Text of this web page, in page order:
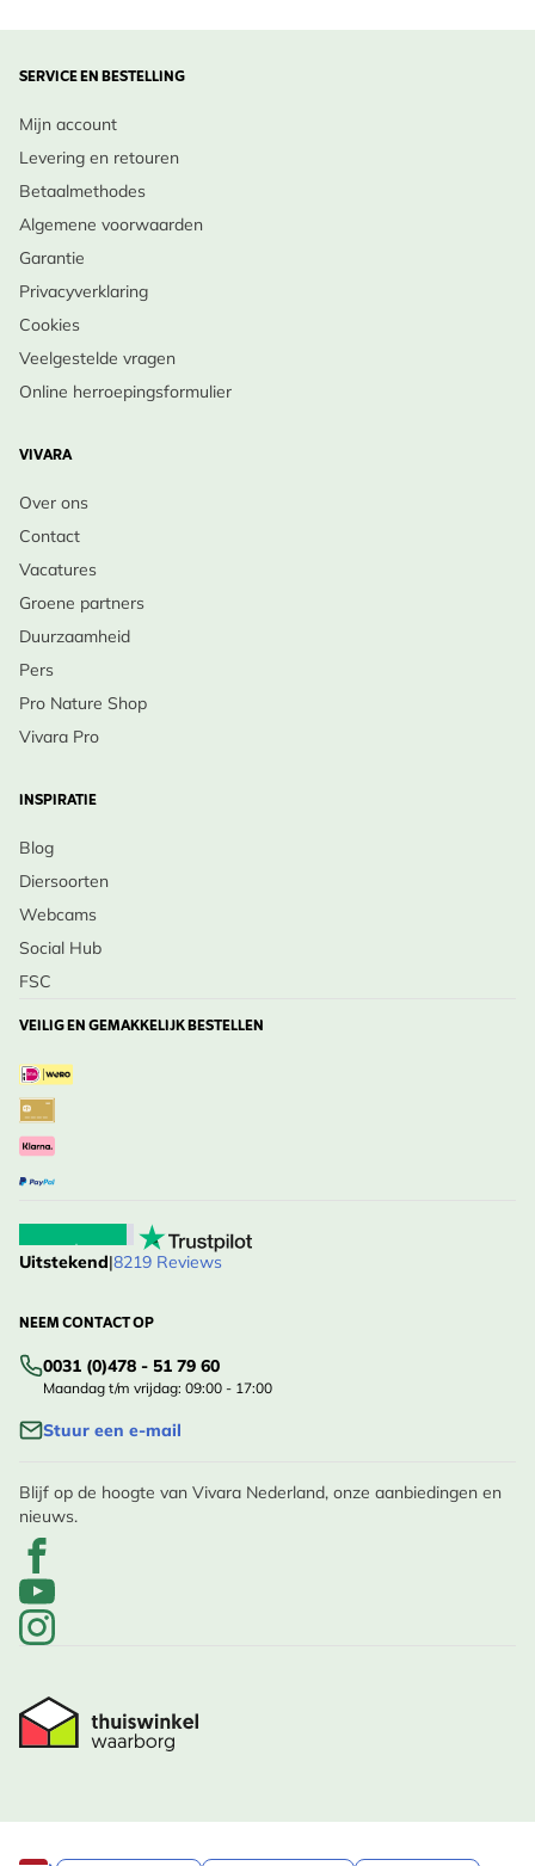
SERVICE EN BESTELLING
Mijn account
Levering en retouren
Betaalmethodes
Algemene voorwaarden
Garantie
Privacyverklaring
Cookies
Veelgestelde vragen
Online herroepingsformulier
VIVARA
Over ons
Contact
Vacatures
Groene partners
Duurzaamheid
Pers
Pro Nature Shop
Vivara Pro
INSPIRATIE
Blog
Diersoorten
Webcams
Social Hub
FSC
VEILIG EN GEMAKKELIJK BESTELLEN
Uitstekend|8219 Reviews
NEEM CONTACT OP
0031 (0)478 - 51 79 60
Maandag t/m vrijdag: 09:00 - 17:00
Stuur een e-mail
Blijf op de hoogte van Vivara Nederland, onze aanbiedingen en
nieuws.